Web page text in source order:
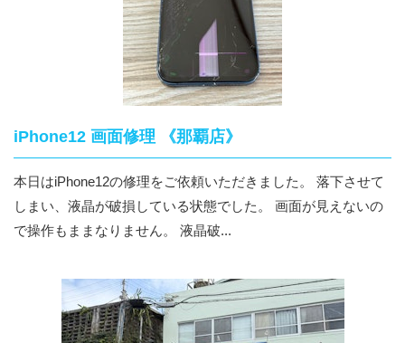
iPhone12 画面修理 《那覇店》
本日はiPhone12の修理をご依頼いただきました。 落下させて
しまい、液晶が破損している状態でした。 画面が見えないの
で操作もままなりません。 液晶破...